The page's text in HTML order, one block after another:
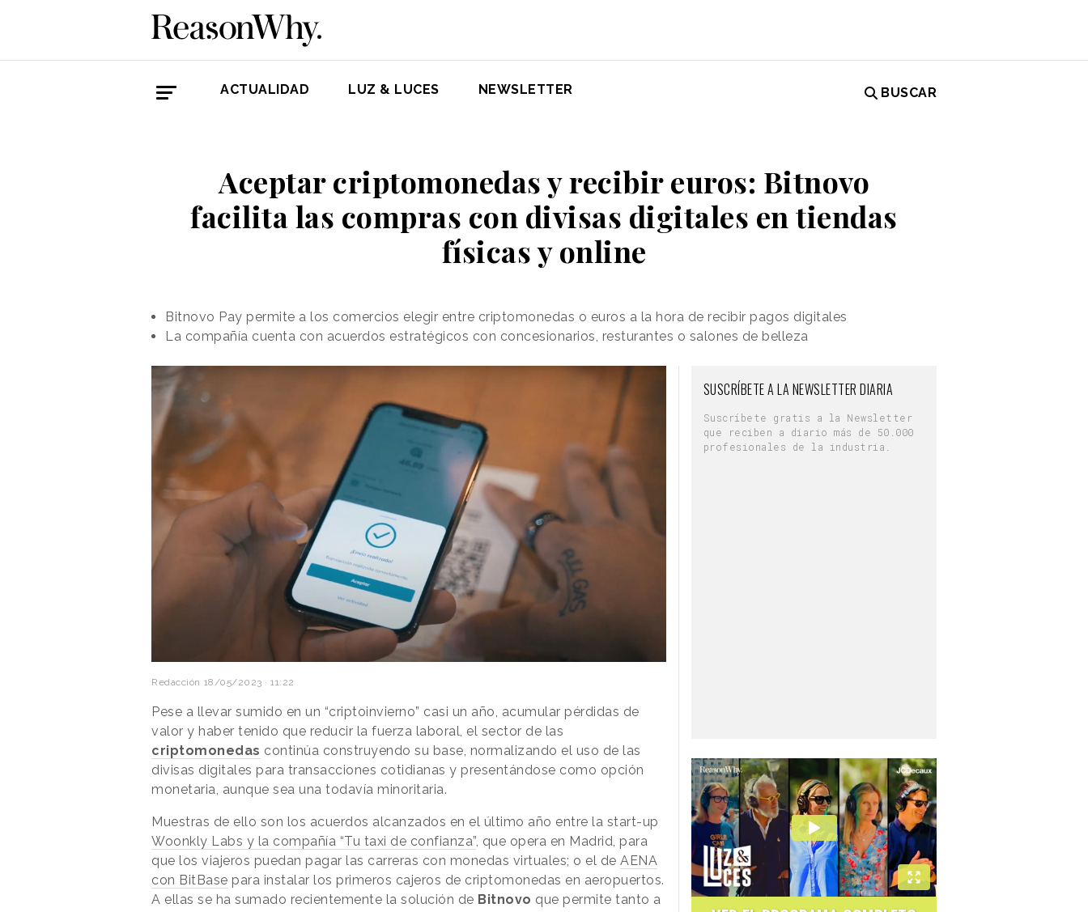
ACTUALIDAD LUZ & LUCES NEWSLETTER BUSCAR
Aceptar criptomonedas y recibir euros: Bitnovo
facilita las compras con divisas digitales en tiendas
físicas y online
Bitnovo Pay permite a los comercios elegir entre criptomonedas o euros a la hora de recibir pagos digitales
La compañía cuenta con acuerdos estratégicos con concesionarios, resturantes o salones de belleza
Redacción 18/05/2023 · 11:22
Pese a llevar sumido en un “criptoinvierno” casi un año, acumular pérdidas de
valor y haber tenido que reducir la fuerza laboral, el sector de las
criptomonedas continúa construyendo su base, normalizando el uso de las
divisas digitales para transacciones cotidianas y presentándose como opción
monetaria, aunque sea una todavía minoritaria.
Muestras de ello son los acuerdos alcanzados en el último año entre la start-up
Woonkly Labs y la compañía “Tu taxi de confianza”, que opera en Madrid, para
que los viajeros puedan pagar las carreras con monedas virtuales; o el de AENA
con BitBase para instalar los primeros cajeros de criptomonedas en aeropuertos.
A ellas se ha sumado recientemente la solución de Bitnovo que permite tanto a
SUSCRÍBETE A LA NEWSLETTER DIARIA
Suscríbete gratis a la Newsletter
que reciben a diario más de 50.000
profesionales de la industria.